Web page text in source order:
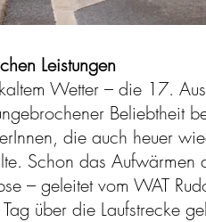
Leistungen
Wetter – die 17.
Beliebtheit
die auch heuer
Schon das
– geleitet vom WAT
Tag über die Laufstrecke